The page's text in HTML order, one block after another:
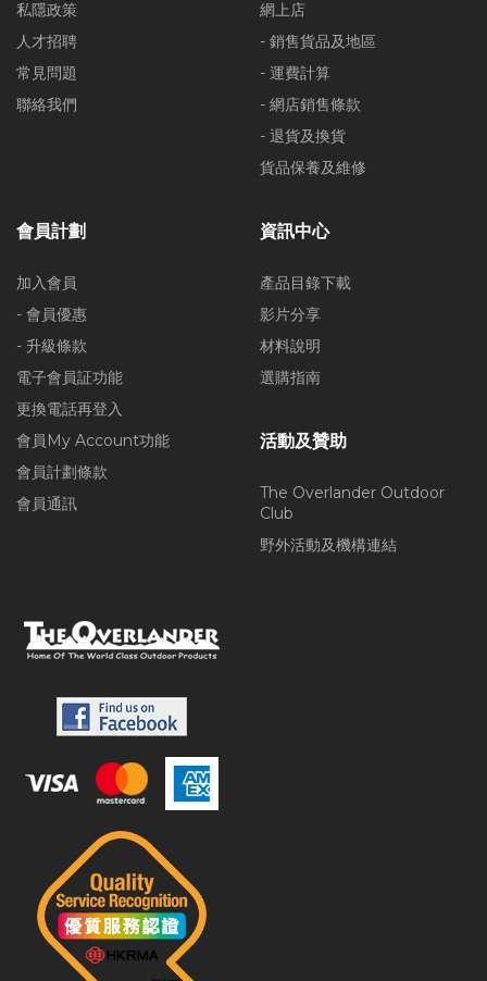
私隱政策
人才招聘
常見問題
聯絡我們
網上店
- 銷售貨品及地區
- 運費計算
- 網店銷售條款
- 退貨及換貨
貨品保養及維修
會員計劃
加入會員
- 會員優惠
- 升級條款
電子會員証功能
更換電話再登入
會員My Account功能
會員計劃條款
會員通訊
資訊中心
產品目錄下載
影片分享
材料說明
選購指南
活動及贊助
The Overlander Outdoor
Club
野外活動及機構連結